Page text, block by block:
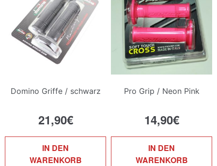
Domino Griffe / schwarz
21,90€
IN DEN
WARENKORB
Pro Grip / Neon Pink
14,90€
IN DEN
WARENKORB